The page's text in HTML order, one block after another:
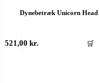
Dynebetræk Unicorn Head
521,00kr. 🛒